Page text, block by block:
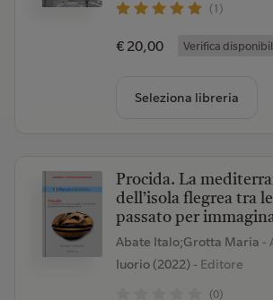
(1)
€ 20,00 Verifica
Seleziona libreria
Procida. La
dell’isola flegrea tra
passato per
Abate Italo;Grotta Maria -
Iuorio (2022)- Editore
(0)